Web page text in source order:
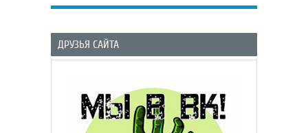
ДРУЗЬЯ САЙТА